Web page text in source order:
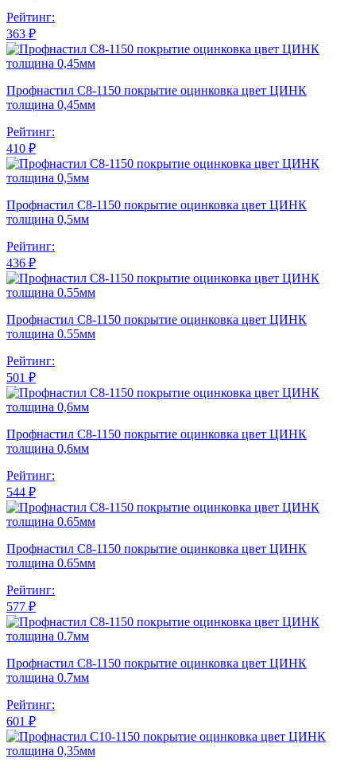
Рейтинг:
363 ₽
Профнастил С8-1150 покрытие оцинковка цвет ЦИНК
толщина 0,45мм
Рейтинг:
410 ₽
Профнастил С8-1150 покрытие оцинковка цвет ЦИНК
толщина 0,5мм
Рейтинг:
436 ₽
Профнастил С8-1150 покрытие оцинковка цвет ЦИНК
толщина 0.55мм
Рейтинг:
501 ₽
Профнастил С8-1150 покрытие оцинковка цвет ЦИНК
толщина 0,6мм
Рейтинг:
544 ₽
Профнастил С8-1150 покрытие оцинковка цвет ЦИНК
толщина 0.65мм
Рейтинг:
577 ₽
Профнастил С8-1150 покрытие оцинковка цвет ЦИНК
толщина 0.7мм
Рейтинг:
601 ₽